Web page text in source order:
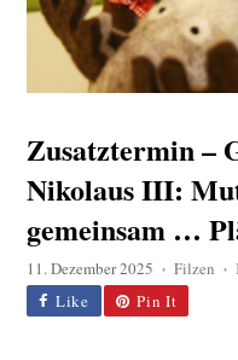
Zusatztermin –
Nikolaus III:
gemeinsam …
11. Dezember 2025 ♦ Filzen ♦
Like Pin It